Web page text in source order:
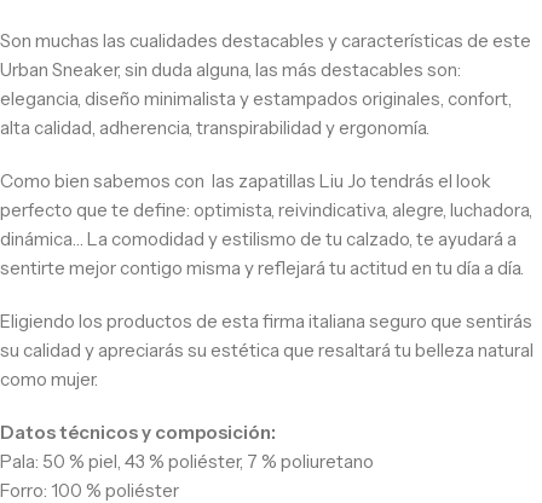
Son muchas las cualidades destacables y características de este
Urban Sneaker, sin duda alguna, las más destacables son:
elegancia, diseño minimalista y estampados originales, confort,
alta calidad, adherencia, transpirabilidad y ergonomía.
Como bien sabemos con las zapatillas Liu Jo tendrás el look
perfecto que te define: optimista, reivindicativa, alegre, luchadora,
dinámica… La comodidad y estilismo de tu calzado, te ayudará a
sentirte mejor contigo misma y reflejará tu actitud en tu día a día.
Eligiendo los productos de esta firma italiana seguro que sentirás
su calidad y apreciarás su estética que resaltará tu belleza natural
como mujer.
Datos técnicos y composición:
Pala: 50 % piel, 43 % poliéster, 7 % poliuretano
Forro: 100 % poliéster